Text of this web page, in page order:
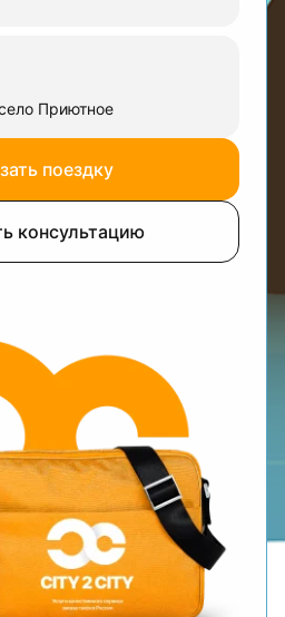
Приютное
поездку
консультацию